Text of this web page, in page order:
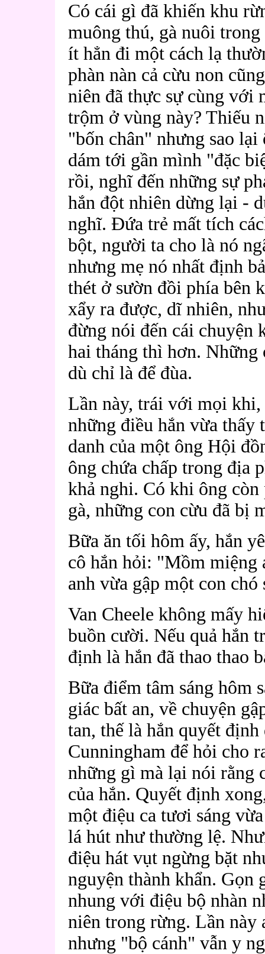
Có cái gì đã khiến khu
muông thú, gà nuôi
ít hẳn đi một cách lạ
phàn nàn cả cừu non
niên đã thực sự cùng với
trộm ở vùng này? Thiếu
"bốn chân" nhưng sao
dám tới gần mình "đặc
rồi, nghĩ đến những sự
hắn đột nhiên dừng lại -
nghĩ. Đứa trẻ mất tích
bột, người ta cho là nó
nhưng mẹ nó nhất định
thét ở sườn đồi phía bên
xẩy ra được, dĩ nhiên,
đừng nói đến cái chuyện
hai tháng thì hơn. Những
dù chỉ là để đùa.
Lần này, trái với mọi khi,
những điều hắn vừa thấy
danh của một ông Hội
ông chứa chấp trong địa
khả nghi. Có khi ông
gà, những con cừu đã bị
Bữa ăn tối hôm ấy, hắn
cô hắn hỏi: "Mồm miệng
anh vừa gập một con chó
Van Cheele không mấy
buồn cười. Nếu quả hắn
định là hắn đã thao thao
Bữa điểm tâm sáng hôm
giác bất an, về chuyện
tan, thế là hắn quyết
Cunningham để hỏi cho
những gì mà lại nói rằng
của hắn. Quyết định
một điệu ca tươi sáng
lá hút như thường lệ.
điệu hát vụt ngừng bặt
nguyện thành khẩn. Gọn
nhung với điệu bộ nhàn
niên trong rừng. Lần này
nhưng "bộ cánh" vẫn y